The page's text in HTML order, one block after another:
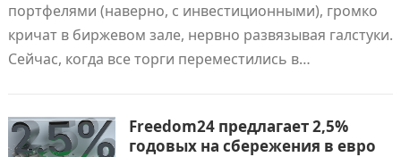
портфелями (наверно, с инвестиционными), громко
кричат в биржевом зале, нервно развязывая галстуки.
Сейчас, когда все торги переместились в…
Freedom24 предлагает 2,5%
годовых на сбережения в евро